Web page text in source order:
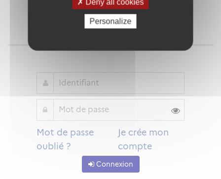
Deny all cookies
Personalize
Qu'est-ce que FranceConnect ?
Mot de passe
oublié ?
Je crée mon
compte
Connexion